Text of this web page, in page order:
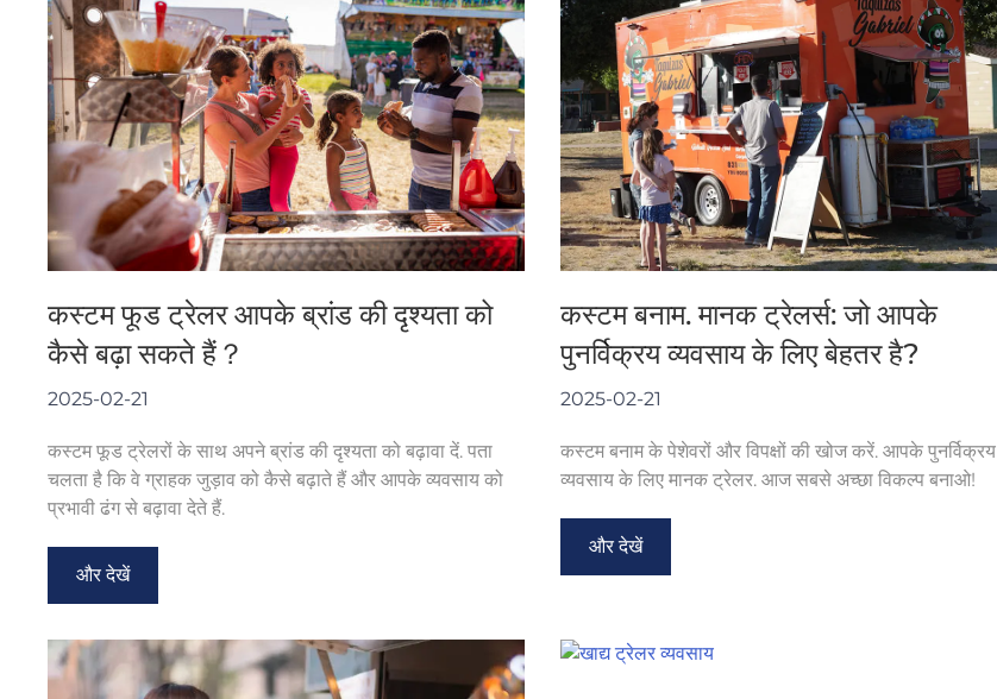
कस्टम फूड ट्रेलर आपके ब्रांड की दृश्यता को
कैसे बढ़ा सकते हैं？
2025-02-21
कस्टम फूड ट्रेलरों के साथ अपने ब्रांड की दृश्यता को बढ़ावा दें. पता
चलता है कि वे ग्राहक जुड़ाव को कैसे बढ़ाते हैं और आपके व्यवसाय को
प्रभावी ढंग से बढ़ावा देते हैं.
और देखें
कस्टम बनाम. मानक ट्रेलर्स: जो आपके
पुनर्विक्रय व्यवसाय के लिए बेहतर है?
2025-02-21
कस्टम बनाम के पेशेवरों और विपक्षों की खोज करें. आपके पुनर्विक्रय
व्यवसाय के लिए मानक ट्रेलर. आज सबसे अच्छा विकल्प बनाओ!
और देखें